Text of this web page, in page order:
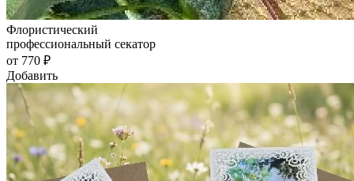
Флористический
профессиональный секатор
от 770 ₽
Добавить